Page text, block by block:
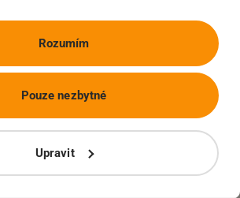
Rozumím
Upravit
Pouze nezbytné